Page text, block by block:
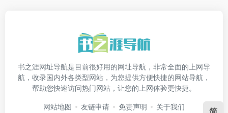
书之涯网址导航是目前很好用的网址导航，非常全面的上网导
航，收录国内外各类型网站，为您提供方便快捷的网站导航，
帮助您快速访问热门网站，让您的上网体验更快捷。
网站地图 友链申请 免责声明 关于我们